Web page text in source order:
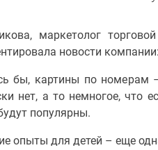
маркетолог
новости компании:
бы, картины по номерам
нет, а то немногое, что
популярны.
опыты для детей – еще